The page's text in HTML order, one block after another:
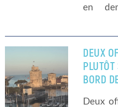
en
dans ce
DEUX
BORD
Deux